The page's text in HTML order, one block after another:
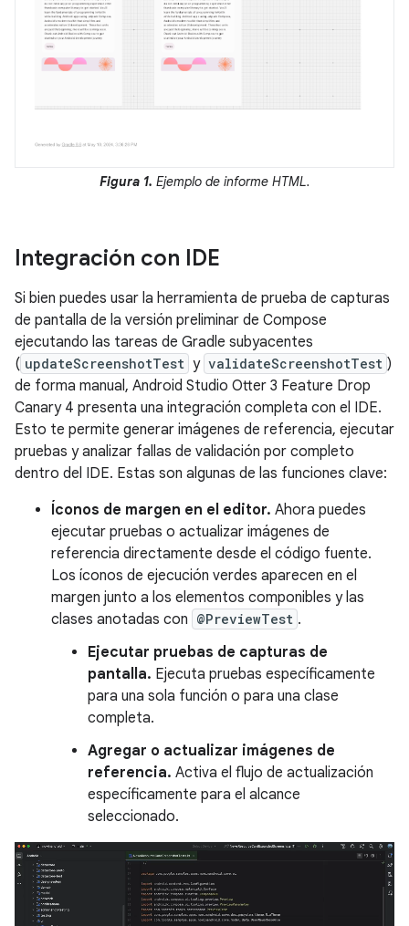
Figura 1. Ejemplo de informe HTML.
Integración con IDE
Si bien puedes usar la herramienta de prueba de capturas
de pantalla de la versión preliminar de Compose
ejecutando las tareas de Gradle subyacentes
( updateScreenshotTest y validateScreenshotTest )
de forma manual, Android Studio Otter 3 Feature Drop
Canary 4 presenta una integración completa con el IDE.
Esto te permite generar imágenes de referencia, ejecutar
pruebas y analizar fallas de validación por completo
dentro del IDE. Estas son algunas de las funciones clave:
Íconos de margen en el editor. Ahora puedes
ejecutar pruebas o actualizar imágenes de
referencia directamente desde el código fuente.
Los íconos de ejecución verdes aparecen en el
margen junto a los elementos componibles y las
clases anotadas con @PreviewTest .
Ejecutar pruebas de capturas de
pantalla. Ejecuta pruebas específicamente
para una sola función o para una clase
completa.
Agregar o actualizar imágenes de
referencia. Activa el flujo de actualización
específicamente para el alcance
seleccionado.